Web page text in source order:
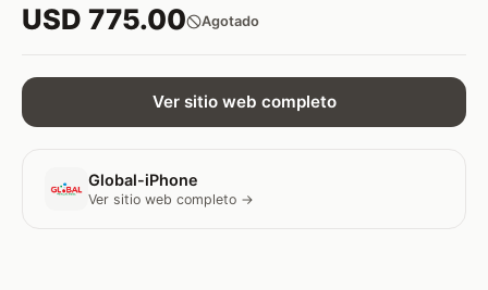
USD 775.00 Agotado
Ver sitio web completo
Global-iPhone
Ver sitio web completo →